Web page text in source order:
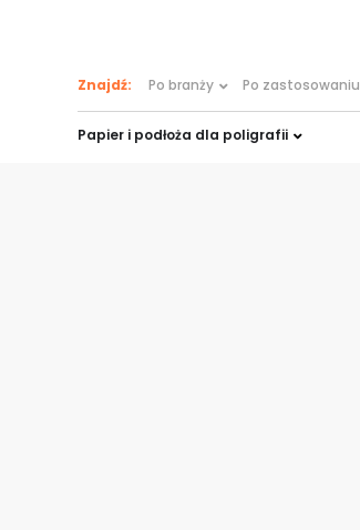
Papier i podłoża dla poligrafii
Znajdź: Po branży Po zastosowaniu